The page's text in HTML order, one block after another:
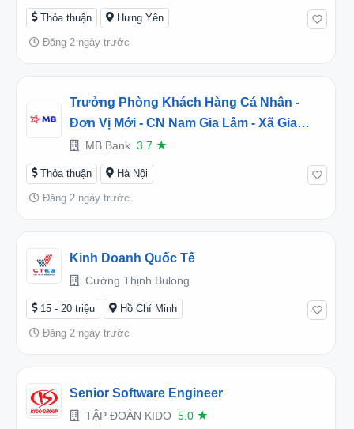
Thỏa thuận Hưng Yên
Đăng 2 ngày trước
Trưởng Phòng Khách Hàng Cá Nhân -
Đơn Vị Mới - CN Nam Gia Lâm - Xã Gia
Lâm, Hà Nội (2026TD453241)
MB Bank 3.7 ★
Thỏa thuận Hà Nội
Đăng 2 ngày trước
Kinh Doanh Quốc Tế
Cường Thịnh Bulong
15 - 20 triệu Hồ Chí Minh
Đăng 2 ngày trước
Senior Software Engineer
TẬP ĐOÀN KIDO 5.0 ★